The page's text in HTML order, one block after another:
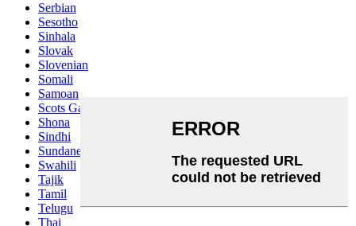
Serbian
Sesotho
Sinhala
Slovak
Slovenian
Somali
Samoan
Scots Gaelic
Shona
Sindhi
Sundanese
Swahili
Tajik
Tamil
Telugu
Thai